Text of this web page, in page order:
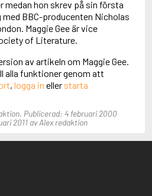
hon skrev på sin första
med BBC-producenten Nicholas
Maggie Gee är vice
of Literature.
av artikeln om Maggie Gee.
alla funktioner genom att
, logga in eller starta
Publicerad: 4 februari 2000
2011 av Alex redaktion